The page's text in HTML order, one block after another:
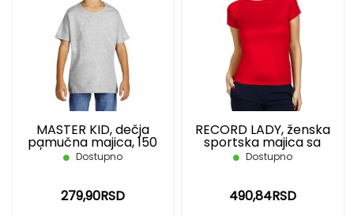
MASTER KID, dečja
pamučna majica, 150
g/m2, pepeljasta, 04
Dostupno
279,90RSD
RECORD LADY, ženska
sportska majica sa
raglan rukavima, 130
g/m2, crvena, XL
Dostupno
490,84RSD